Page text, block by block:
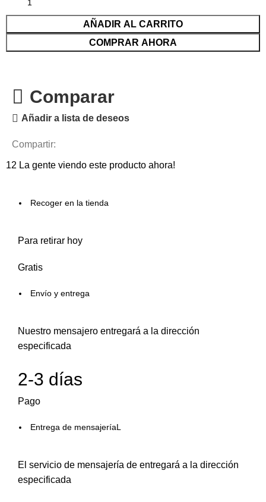
AÑADIR AL CARRITO
COMPRAR AHORA
Comparar
Añadir a lista de deseos
Compartir:
12 La gente viendo este producto ahora!
Recoger en la tienda
Para retirar hoy
Gratis
Envío y entrega
Nuestro mensajero entregará a la dirección
especificada
2-3 días
Pago
Entrega de mensajeríaL
El servicio de mensajería de entregará a la dirección
especificada